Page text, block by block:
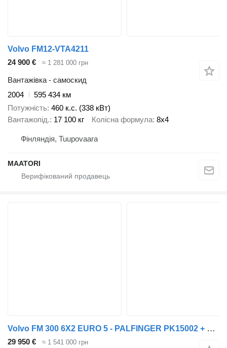
Volvo FM12-VTA4211
24 900 €
≈ 1 281 000 грн
Вантажівка - самоскид
2004
595 434 км
Потужність 460 к.с. (338 кВт)
Вантажопід. 17 100 кг Колісна формула 8x4
Фінляндія, Tuupovaara
MAATORI
Volvo FM 300 6X2 EURO 5 - PALFINGER PK15002 + REMOTE CONTROL
29 950 € ≈ 1 541 000 грн